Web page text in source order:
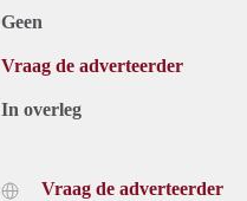
Geen
Vraag de adverteerder
In overleg
Vraag de adverteerder